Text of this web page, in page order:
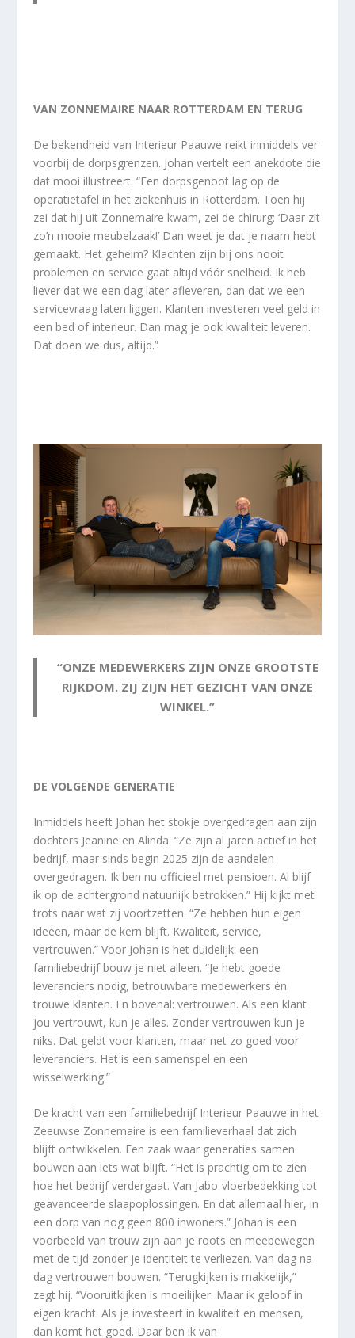
VAN ZONNEMAIRE NAAR ROTTERDAM EN TERUG
De bekendheid van Interieur Paauwe reikt inmiddels ver
voorbij de dorpsgrenzen. Johan vertelt een anekdote die
dat mooi illustreert. “Een dorpsgenoot lag op de
operatietafel in het ziekenhuis in Rotterdam. Toen hij
zei dat hij uit Zonnemaire kwam, zei de chirurg: ‘Daar zit
zo’n mooie meubelzaak!’ Dan weet je dat je naam hebt
gemaakt. Het geheim? Klachten zijn bij ons nooit
problemen en service gaat altijd vóór snelheid. Ik heb
liever dat we een dag later afleveren, dan dat we een
servicevraag laten liggen. Klanten investeren veel geld in
een bed of interieur. Dan mag je ook kwaliteit leveren.
Dat doen we dus, altijd.”
“ONZE MEDEWERKERS ZIJN ONZE GROOTSTE
RIJKDOM. ZIJ ZIJN HET GEZICHT VAN ONZE
WINKEL.”
DE VOLGENDE GENERATIE
Inmiddels heeft Johan het stokje overgedragen aan zijn
dochters Jeanine en Alinda. “Ze zijn al jaren actief in het
bedrijf, maar sinds begin 2025 zijn de aandelen
overgedragen. Ik ben nu officieel met pensioen. Al blijf
ik op de achtergrond natuurlijk betrokken.” Hij kijkt met
trots naar wat zij voortzetten. “Ze hebben hun eigen
ideeën, maar de kern blijft. Kwaliteit, service,
vertrouwen.” Voor Johan is het duidelijk: een
familiebedrijf bouw je niet alleen. “Je hebt goede
leveranciers nodig, betrouwbare medewerkers én
trouwe klanten. En bovenal: vertrouwen. Als een klant
jou vertrouwt, kun je alles. Zonder vertrouwen kun je
niks. Dat geldt voor klanten, maar net zo goed voor
leveranciers. Het is een samenspel en een
wisselwerking.”
De kracht van een familiebedrijf Interieur Paauwe in het
Zeeuwse Zonnemaire is een familieverhaal dat zich
blijft ontwikkelen. Een zaak waar generaties samen
bouwen aan iets wat blijft. “Het is prachtig om te zien
hoe het bedrijf verdergaat. Van Jabo-vloerbedekking tot
geavanceerde slaapoplossingen. En dat allemaal hier, in
een dorp van nog geen 800 inwoners.” Johan is een
voorbeeld van trouw zijn aan je roots en meebewegen
met de tijd zonder je identiteit te verliezen. Van dag na
dag vertrouwen bouwen. “Terugkijken is makkelijk,”
zegt hij. “Vooruitkijken is moeilijker. Maar ik geloof in
eigen kracht. Als je investeert in kwaliteit en mensen,
dan komt het goed. Daar ben ik van